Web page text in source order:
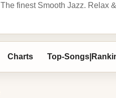
The finest Smooth Jazz. Relax
Charts Top-